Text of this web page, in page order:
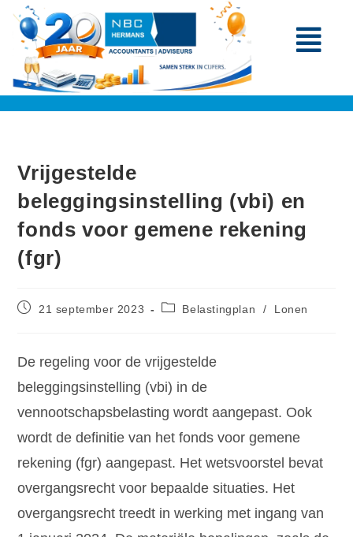
Vrijgestelde
beleggingsinstelling (vbi) en
fonds voor gemene rekening
(fgr)
21 september 2023 Belastingplan / Lonen
De regeling voor de vrijgestelde
beleggingsinstelling (vbi) in de
vennootschapsbelasting wordt aangepast. Ook
wordt de definitie van het fonds voor gemene
rekening (fgr) aangepast. Het wetsvoorstel bevat
overgangsrecht voor bepaalde situaties. Het
overgangsrecht treedt in werking met ingang van